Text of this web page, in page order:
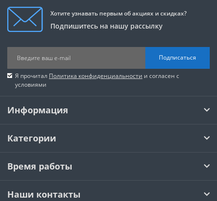
Хотите узнавать первым об акциях и скидках?
Подпишитесь на нашу рассылку
Подписаться
Я прочитал Политика конфиденциальности и согласен с
условиями
Информация
Категории
Время работы
Наши контакты